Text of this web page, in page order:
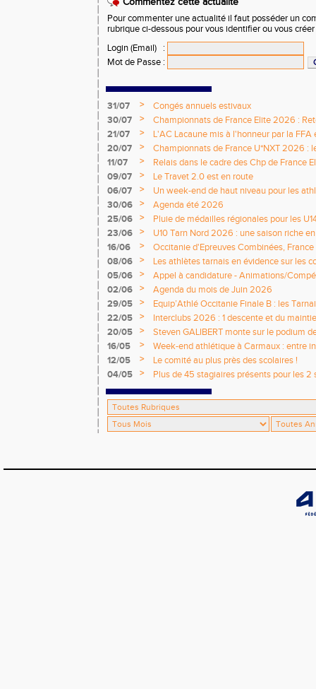
Pour commenter une actualité il faut posséder un
rubrique ci-dessous pour vous identifier ou vous
Login (Email)
:
Mot de Passe :
31/07 >
Congés annuels estivaux
30/07
>
Championnats de France Elite 2026 :
21/07
>
L'AC Lacaune mis à l'honneur par la
20/07
>
Championnats de France U*NXT 2026 :
titres nationaux !
11/07 >
Relais dans le cadre des Chp de France
09/07
>
Le Travet 2.0 est en route
06/07
>
Un week-end de haut niveau pour les
nationale
30/06 >
Agenda été 2026
25/06
>
Pluie de médailles régionales pour les
23/06
>
U10 Tarn Nord 2026 : une saison riche
émotions
16/06 >
Occitanie d'Epreuves Combinées,
National de Castres
08/06 >
Les athlètes tarnais en évidence sur les
05/06
>
Appel à candidature - Animations/
2026 / 2027
02/06 >
Agenda du mois de Juin 2026
29/05
>
Equip’Athlé Occitanie Finale B : les
22/05
>
Interclubs 2026 : 1 descente et du
20/05
>
Steven GALIBERT monte sur le podium
16/05
>
Week-end athlétique à Carmaux : entre
départementaux jeunes
12/05 >
Le comité au plus près des scolaires !
04/05
>
Plus de 45 stagiaires présents pour les 2